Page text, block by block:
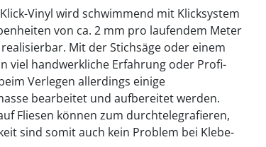
Vinyl wird schwimmend mit Klicksystem
von ca. 2 mm pro laufendem Meter
Mit der Stichsäge oder einem
viel handwerkliche Erfahrung oder Profi-
Verlegen allerdings einige
bearbeitet und aufbereitet werden.
Fliesen können zum durchtelegrafieren,
sind somit auch kein Problem bei Klebe-